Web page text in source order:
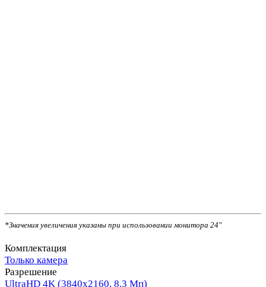
*Значения увеличения указаны при использовании монитора 24"
Комплектация
Только камера
Разрешение
UltraHD 4K (3840х2160, 8.3 Мп)